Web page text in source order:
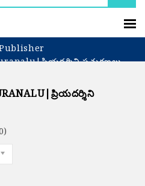
ప్రచురణలు